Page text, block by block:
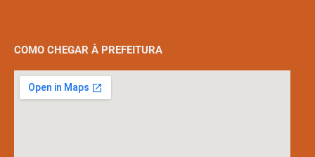
COMO CHEGAR À PREFEITURA